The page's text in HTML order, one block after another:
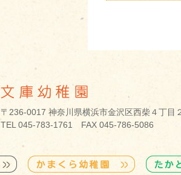
〒236-0017 神奈川県横浜市金沢区西柴４丁
TEL 045-783-1761 FAX 045-786-5086